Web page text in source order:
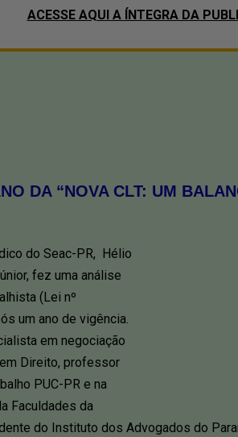
ACESSE AQUI A ÍNTEGRA DA
DA “NOVA CLT: UM
do Seac-PR, Hélio
fez uma análise
(Lei nº
um ano de vigência.
em negociação
Direito, professor
PUC-PR e na
Faculdades da
do Instituto dos Advogados do